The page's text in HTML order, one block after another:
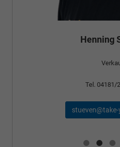
Henning
Tel. 04181/